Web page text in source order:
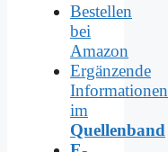
Bestellen
bei
Amazon
Ergänzende
Informationen
im
Quellenband